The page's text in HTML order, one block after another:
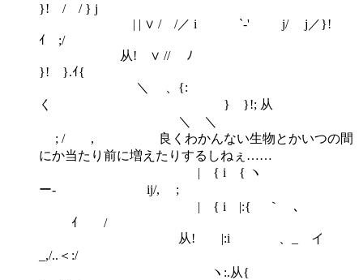
}! / / } j
| | ∨ / /／ i `-' j/ j／}!
ｲ ;/
从! ∨ // ﾉ
}! }.ｲ{
＼ 、{:
く } }!; 从
＼ ＼
; / , 良くわかんない生物とかいつの間
にか当たり前に増えたりするしねぇ……
| { i { ヽ
ー- ij/, ;
| { i |:{ ｀ 、
ｲ /
从! |:i 、_ イ
_,/..＜:/
ヽ:.从{